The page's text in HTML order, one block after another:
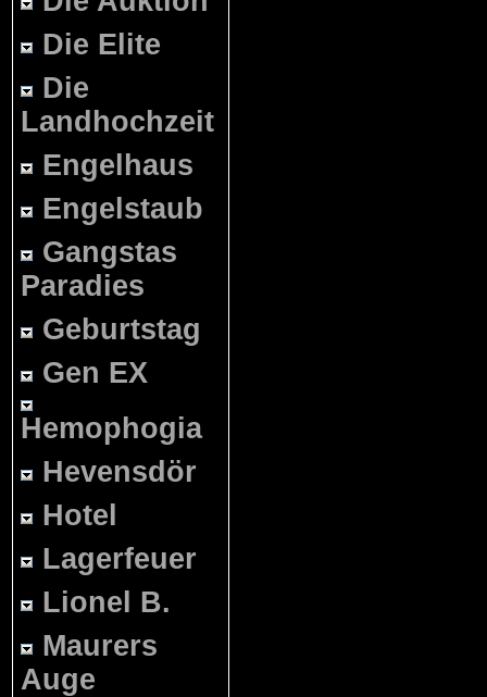
Die Elite
Die
Landhochzeit
Engelhaus
Engelstaub
Gangstas
Paradies
Geburtstag
Gen EX
Hemophogia
Hevensdör
Hotel
Lagerfeuer
Lionel B.
Maurers
Auge